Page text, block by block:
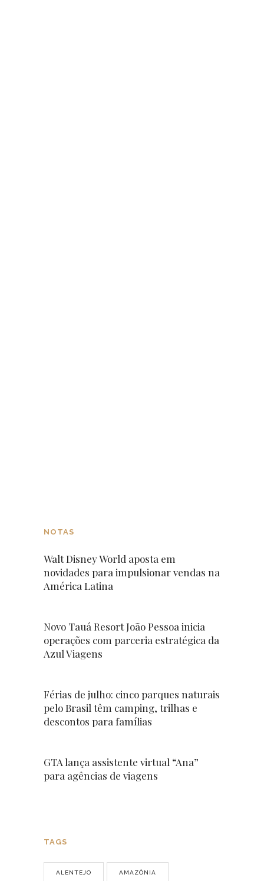
NOTAS
Walt Disney World aposta em
novidades para impulsionar vendas na
América Latina
Novo Tauá Resort João Pessoa inicia
operações com parceria estratégica da
Azul Viagens
Férias de julho: cinco parques naturais
pelo Brasil têm camping, trilhas e
descontos para famílias
GTA lança assistente virtual “Ana”
para agências de viagens
TAGS
ALENTEJO AMAZÔNIA